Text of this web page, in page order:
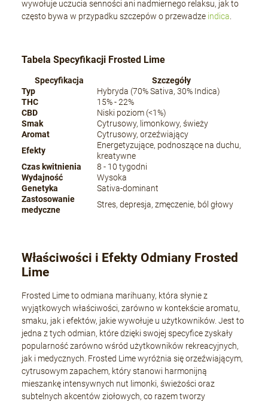
wywołuje uczucia senności ani nadmiernego relaksu, jak to
często bywa w przypadku szczepów o przewadze indica
Tabela Specyfikacji Frosted Lime
Specyfikacja
Szczegóły
Typ
Hybryda (70% Sativa, 30% Indica)
THC
15% - 22%
CBD
Niski poziom (<1%)
Smak
Cytrusowy, limonkowy, świeży
Aromat
Cytrusowy, orzeźwiający
Efekty
Energetyzujące, podnoszące na duchu,
kreatywne
Czas kwitnienia
8 - 10 tygodni
Wydajność
Wysoka
Genetyka
Sativa-dominant
Zastosowanie
medyczne
Stres, depresja, zmęczenie, ból głowy
Właściwości i Efekty Odmiany Frosted
Lime
Frosted Lime to odmiana marihuany, która słynie z
wyjątkowych właściwości, zarówno w kontekście aromatu,
smaku, jak i efektów, jakie wywołuje u użytkowników. Jest to
jedna z tych odmian, które dzięki swojej specyfice zyskały
popularność zarówno wśród użytkowników rekreacyjnych,
jak i medycznych. Frosted Lime wyróżnia się orzeźwiającym,
cytrusowym zapachem, który stanowi harmonijną
mieszankę intensywnych nut limonki, świeżości oraz
subtelnych akcentów ziołowych, co razem tworzy